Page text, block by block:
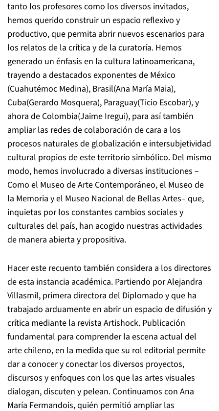
tanto los profesores como los diversos invitados,
hemos querido construir un espacio reflexivo y
productivo, que permita abrir nuevos escenarios para
los relatos de la crítica y de la curatoría. Hemos
generado un énfasis en la cultura latinoamericana,
trayendo a destacados exponentes de México
(Cuahutémoc Medina), Brasil(Ana María Maia),
Cuba(Gerardo Mosquera), Paraguay(Ticio Escobar), y
ahora de Colombia(Jaime Iregui), para así también
ampliar las redes de colaboración de cara a los
procesos naturales de globalización e intersubjetividad
cultural propios de este territorio simbólico. Del mismo
modo, hemos involucrado a diversas instituciones –
Como el Museo de Arte Contemporáneo, el Museo de
la Memoria y el Museo Nacional de Bellas Artes– que,
inquietas por los constantes cambios sociales y
culturales del país, han acogido nuestras actividades
de manera abierta y propositiva.
Hacer este recuento también considera a los directores
de esta instancia académica. Partiendo por Alejandra
Villasmil, primera directora del Diplomado y que ha
trabajado arduamente en abrir un espacio de difusión y
crítica mediante la revista Artishock. Publicación
fundamental para comprender la escena actual del
arte chileno, en la medida que su rol editorial permite
dar a conocer y conectar los diversos proyectos,
discursos y enfoques con los que las artes visuales
dialogan, discuten y pelean. Continuamos con Ana
María Fermandois, quién permitió ampliar las